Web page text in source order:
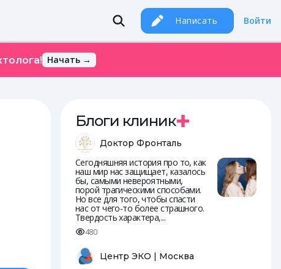
Написать Войти
Начать →
Блоги клиник
Доктор Фронталь
Сегодняшняя история про то, как
наш мир нас защищает, казалось
бы, самыми невероятными,
порой трагическими способами.
Но все для того, чтобы спасти
нас от чего-то более страшного.
Твердость характера,...
480
Центр ЭКО | Москва